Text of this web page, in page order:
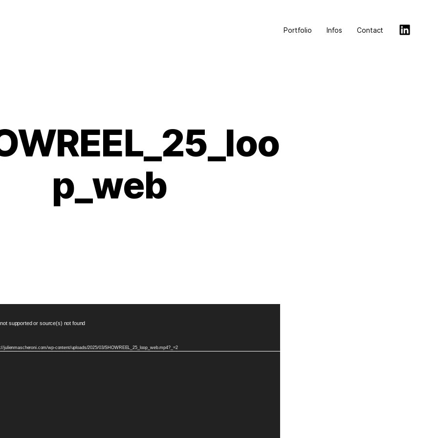
Portfolio Infos Contact
p_web
supported or source(s) not found
julienmascheroni.com/wp-content/uploads/2025/03/SHOWREEL_25_loop_web.mp4?_=2